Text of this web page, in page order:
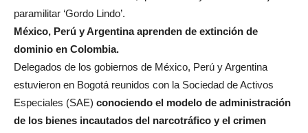
paramilitar ‘Gordo Lindo’.
México, Perú y Argentina aprenden de extinción de
dominio en Colombia.
Delegados de los gobiernos de México, Perú y Argentina
estuvieron en Bogotá reunidos con la Sociedad de Activos
Especiales (SAE) conociendo el modelo de administración
de los bienes incautados del narcotráfico y el crimen